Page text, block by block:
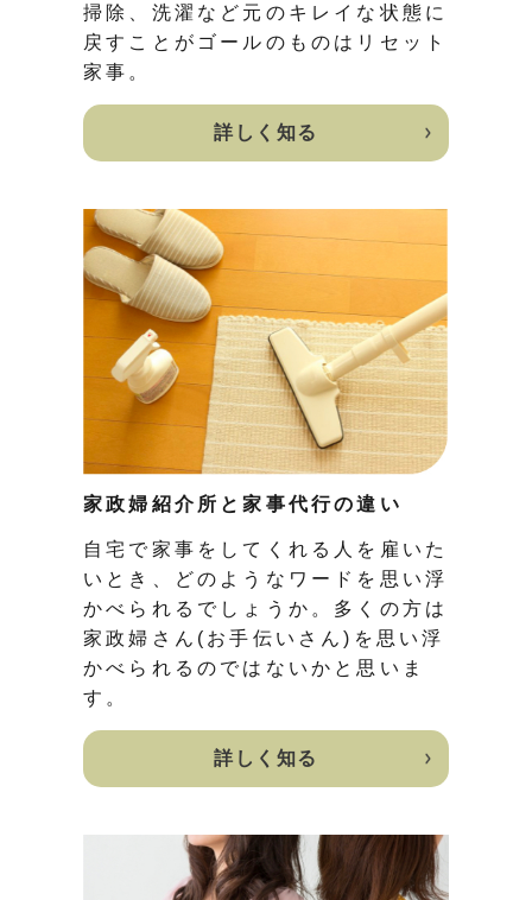
掃除、洗濯など元のキレイな状態に
戻すことがゴールのものはリセット
家事。
詳しく知る
家政婦紹介所と家事代行の違い
自宅で家事をしてくれる人を雇いた
いとき、どのようなワードを思い浮
かべられるでしょうか。多くの方は
家政婦さん(お手伝いさん)を思い浮
かべられるのではないかと思いま
す。
詳しく知る